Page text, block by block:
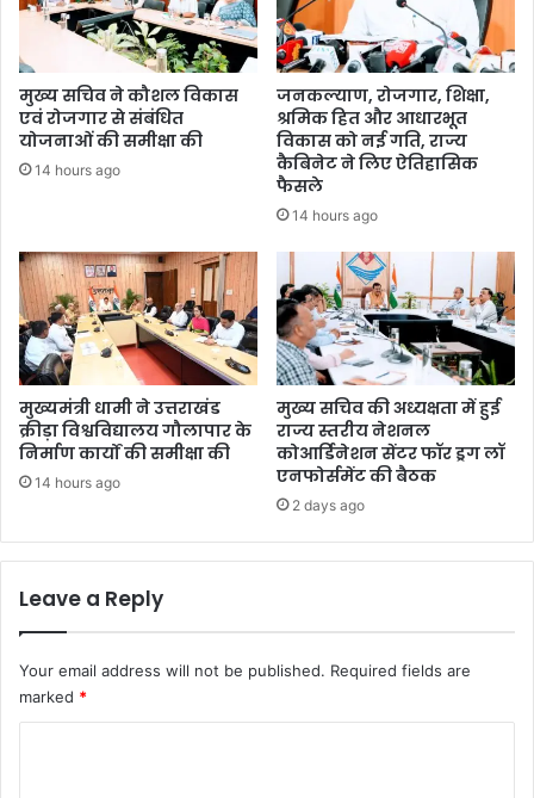
मुख्य सचिव ने कौशल विकास
एवं रोजगार से संबंधित
योजनाओं की समीक्षा की
14 hours ago
जनकल्याण, रोजगार, शिक्षा,
श्रमिक हित और आधारभूत
विकास को नई गति, राज्य
कैबिनेट ने लिए ऐतिहासिक
फैसले
14 hours ago
मुख्यमंत्री धामी ने उत्तराखंड
क्रीड़ा विश्वविद्यालय गौलापार के
निर्माण कार्यों की समीक्षा की
14 hours ago
मुख्य सचिव की अध्यक्षता में हुई
राज्य स्तरीय नेशनल
कोआर्डिनेशन सेंटर फॉर ड्रग लॉ
एनफोर्समेंट की बैठक
2 days ago
Leave a Reply
Your email address will not be published. Required fields are
marked *